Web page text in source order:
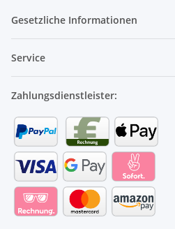
Gesetzliche Informationen
Service
Zahlungsdienstleister: